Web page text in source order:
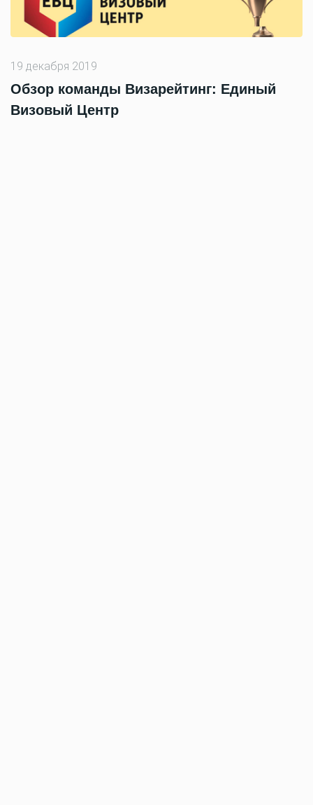
19 декабря 2019
Обзор команды Визарейтинг: Единый
Визовый Центр